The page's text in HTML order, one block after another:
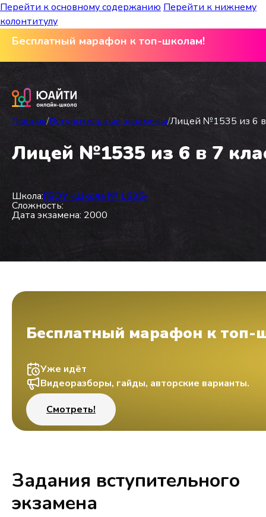
Перейти к основному содержанию Перейти к нижнему
колонтитулу
Бесплатный марафон к топ-школам!
Главная/Вступительные экзамены/Лицей №1535 из 6 в
Лицей №1535 из 6 в 7
Школа:ГБОУ «Школа № 1535»
Сложность:
Дата экзамена: 2000
Бесплатный марафон к топ-
Уже идёт
Видеоразборы, гайды, авторские варианты.
Смотреть!
Задания вступительного
экзамена